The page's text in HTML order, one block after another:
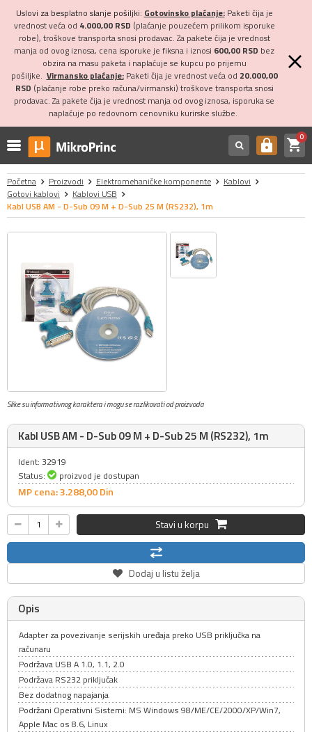
Uslovi za besplatno slanje pošiljki: Gotovinsko plaćanje:Paketi čija je
vrednost veća od 4.000,00 RSD (plaćanje pouzećem prilikom isporuke
robe), troškove transporta snosi prodavac. Za pakete čija je vrednost
manja od ovog iznosa, cena isporuke je fiksna i iznosi 600,00 RSD bez
obzira na masu paketa i naplaćuje se kupcu po prijemu
pošiljke. Virmansko plaćanje:Paketi čija je vrednost veća od 20.000,00
RSD (plaćanje robe preko računa/virmanski) troškove transporta snosi
prodavac. Za pakete čija je vrednost manja od ovog iznosa, isporuka se
naplaćuje po redovnom cenovniku kurirske službe.
https shopping_cart0
Početna Proizvodi Elektromehaničke komponente
Kablovi
Gotovi kablovi
Kablovi USB
Kabl USB AM - D-Sub 09 M + D-Sub 25 M (RS232), 1m
Slike su informativnog karaktera i mogu se razlikovati od proizvoda
Kabl USB AM - D-Sub 09 M + D-Sub 25 M (RS232), 1m
Ident: 32919
Status:
proizvod je dostupan
MP cena: 3.288,00Din
Stavi u korpu
Dodaj u listu želja
Opis
Adapter za povezivanje serijskih uređaja preko USB priključka na
računaru
Podržava USB A 1.0, 1.1, 2.0
Podržava RS232 priključak
Bez dodatnog napajanja
Podržani Operativni Sistemi: MS Windows 98/ME/CE/2000/XP/Win7,
Apple Mac os 8.6, Linux